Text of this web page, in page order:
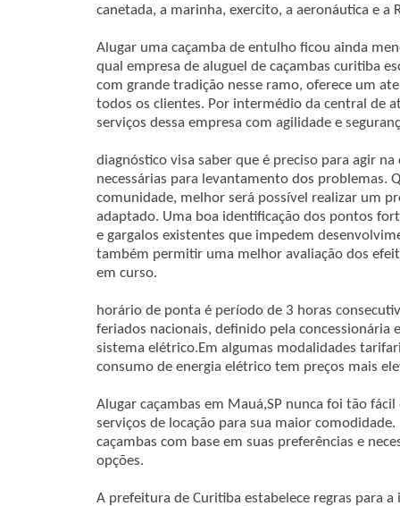
canetada, a marinha, exercito, a aeronáutica e a
Alugar uma caçamba de entulho ficou ainda
qual empresa de aluguel de caçambas curitiba
com grande tradição nesse ramo, oferece um
todos os clientes. Por intermédio da central de
serviços dessa empresa com agilidade e
diagnóstico visa saber que é preciso para agir
necessárias para levantamento dos problemas.
comunidade, melhor será possível realizar um
adaptado. Uma boa identificação dos pontos
e gargalos existentes que impedem
também permitir uma melhor avaliação dos
em curso.
horário de ponta é período de 3 horas
feriados nacionais, definido pela concessionária
sistema elétrico.Em algumas modalidades
consumo de energia elétrico tem preços mais
Alugar caçambas em Mauá,SP nunca foi tão
serviços de locação para sua maior
caçambas com base em suas preferências e
opções.
A prefeitura de Curitiba estabelece regras para a